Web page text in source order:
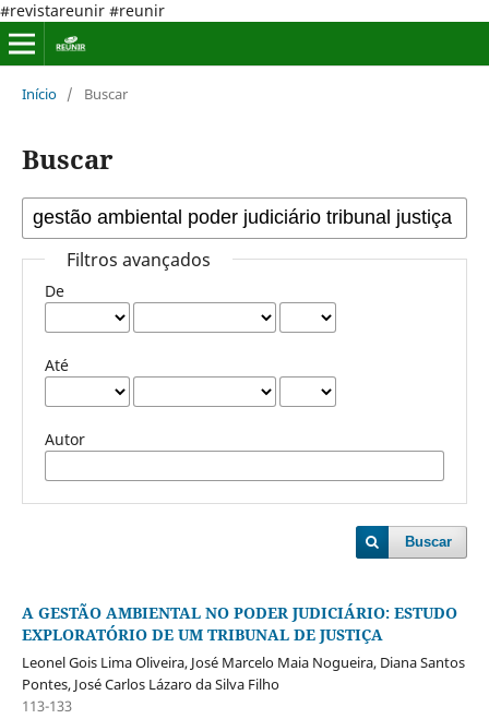
#revistareunir #reunir
Início / Buscar
Buscar
Filtros avançados
De
Até
Autor
Buscar
A GESTÃO AMBIENTAL NO PODER JUDICIÁRIO: ESTUDO
EXPLORATÓRIO DE UM TRIBUNAL DE JUSTIÇA
Leonel Gois Lima Oliveira, José Marcelo Maia Nogueira, Diana Santos
Pontes, José Carlos Lázaro da Silva Filho
113-133